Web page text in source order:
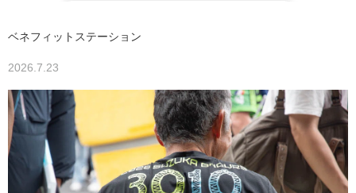
ベネフィットステーション
2026.7.23